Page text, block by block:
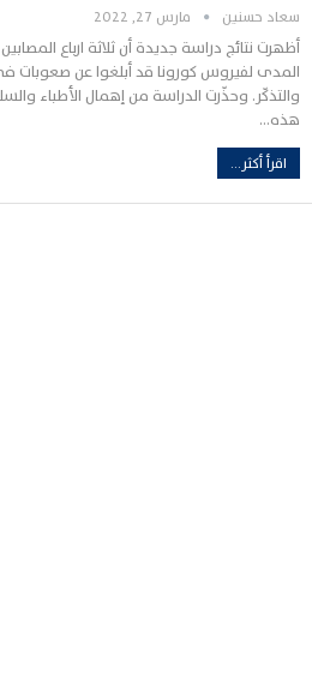
سعاد حسنين مارس 27, 2022
أظهرت نتائج دراسة جديدة أن ثلاثة ارباع
المدى لفيروس كورونا قد أبلغوا عن صعوبات في
والتذكّر. وحذّرت الدراسة من إهمال الأطباء
هذه…
اقرأ أكثر...